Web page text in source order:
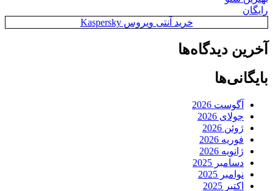
رایگان
خرید آنتی ویروس Kaspersky
آخرین دیدگاه‌ها
بایگانی‌ها
آگوست 2026
جولای 2026
ژوئن 2026
فوریه 2026
ژانویه 2026
دسامبر 2025
نوامبر 2025
اکتبر 2025